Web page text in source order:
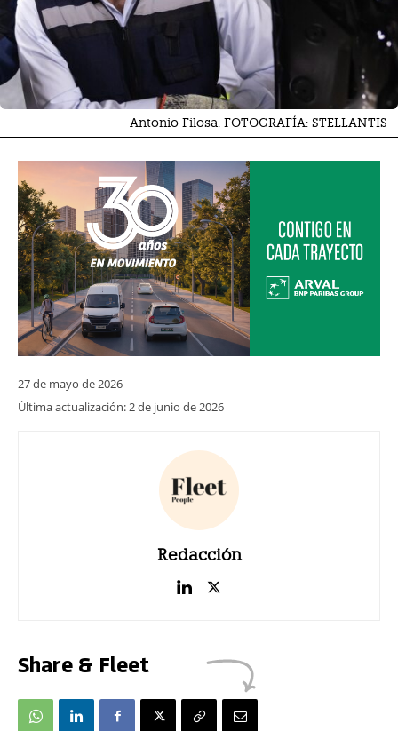
Antonio Filosa. FOTOGRAFÍA: STELLANTIS
27 de mayo de 2026
Última actualización:2 de junio de 2026
Redacción
Share & Fleet